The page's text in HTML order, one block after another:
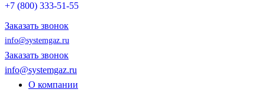
+7 (800) 333-51-55
Заказать звонок
info@systemgaz.ru
Заказать звонок
info@systemgaz.ru
О компании